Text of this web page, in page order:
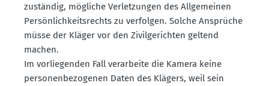
zuständig, mögliche Verlet­zungen des Allge­meinen
Persön­lich­keits­rechts zu verfolgen. Solche Ansprüche
müsse der Kläger vor den Zivil­ge­richten geltend
machen.
Im vorlie­genden Fall verar­beite die Kamera keine
perso­nen­be­zo­genen Daten des Klägers, weil sein